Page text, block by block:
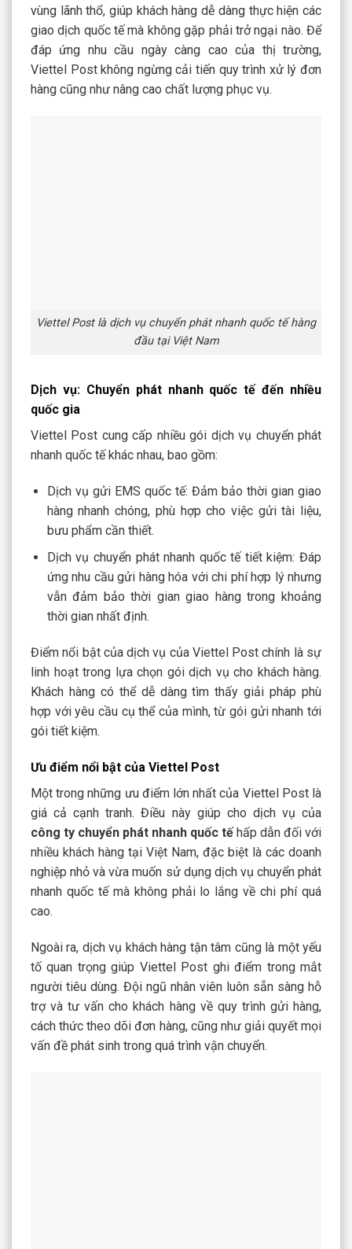
vùng lãnh thổ, giúp khách hàng dễ dàng thực hiện các
giao dịch quốc tế mà không gặp phải trở ngại nào. Để
đáp ứng nhu cầu ngày càng cao của thị trường,
Viettel Post không ngừng cải tiến quy trình xử lý đơn
hàng cũng như nâng cao chất lượng phục vụ.
Viettel Post là dịch vụ chuyển phát nhanh quốc tế hàng
đầu tại Việt Nam
Dịch vụ: Chuyển phát nhanh quốc tế đến nhiều
quốc gia
Viettel Post cung cấp nhiều gói dịch vụ chuyển phát
nhanh quốc tế khác nhau, bao gồm:
Dịch vụ gửi EMS quốc tế: Đảm bảo thời gian giao
hàng nhanh chóng, phù hợp cho việc gửi tài liệu,
bưu phẩm cần thiết.
Dịch vụ chuyển phát nhanh quốc tế tiết kiệm: Đáp
ứng nhu cầu gửi hàng hóa với chi phí hợp lý nhưng
vẫn đảm bảo thời gian giao hàng trong khoảng
thời gian nhất định.
Điểm nổi bật của dịch vụ của Viettel Post chính là sự
linh hoạt trong lựa chọn gói dịch vụ cho khách hàng.
Khách hàng có thể dễ dàng tìm thấy giải pháp phù
hợp với yêu cầu cụ thể của mình, từ gói gửi nhanh tới
gói tiết kiệm.
Ưu điểm nổi bật của Viettel Post
Một trong những ưu điểm lớn nhất của Viettel Post là
giá cả cạnh tranh. Điều này giúp cho dịch vụ của
công ty chuyển phát nhanh quốc tếhấp dẫn đối với
nhiều khách hàng tại Việt Nam, đặc biệt là các doanh
nghiệp nhỏ và vừa muốn sử dụng dịch vụ chuyển phát
nhanh quốc tế mà không phải lo lắng về chi phí quá
cao.
Ngoài ra, dịch vụ khách hàng tận tâm cũng là một yếu
tố quan trọng giúp Viettel Post ghi điểm trong mắt
người tiêu dùng. Đội ngũ nhân viên luôn sẵn sàng hỗ
trợ và tư vấn cho khách hàng về quy trình gửi hàng,
cách thức theo dõi đơn hàng, cũng như giải quyết mọi
vấn đề phát sinh trong quá trình vận chuyển.